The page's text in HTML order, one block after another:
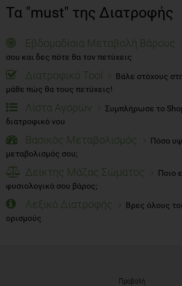
Τα "must" της Διατροφής
Εβδομαδίαια Μεταβολή Βάρους
σου και δες πότε θα τον πετύχεις
Διατροφικό Tool
Βάλε στόχους
μάθε πώς θα τους πετύχεις!
Λίστα Αγορών
Συμπλήρωσε το
διατροφικό νου
Βασικός Μεταβολισμός
Πόσο
μεταβολισμός σου;
Δείκτης Μάζας Σώματος
Ποιο
φυσιολογικό σου βάρος;
Λεξικό Διατροφής
Βρες όλους
ορισμούς
Προβολή